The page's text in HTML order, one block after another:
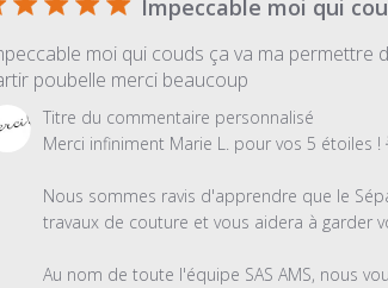
Impeccable moi qui
moi qui couds ça va ma permettre
poubelle merci beaucoup
Titre du commentaire personnalisé
Merci infiniment Marie L. pour vos 5 étoiles !
Nous sommes ravis d'apprendre que le
travaux de couture et vous aidera à garder
Au nom de toute l'équipe SAS AMS, nous